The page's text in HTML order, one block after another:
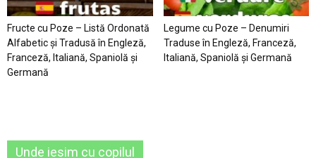
Fructe cu Poze – Listă Ordonată
Alfabetic şi Tradusă în Engleză,
Franceză, Italiană, Spaniolă şi
Germană
Legume cu Poze – Denumiri
Traduse în Engleză, Franceză,
Italiană, Spaniolă şi Germană
Unde iesim cu copilul